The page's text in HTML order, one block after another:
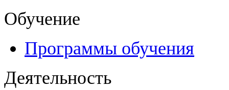
Обучение
Программы обучения
Деятельность